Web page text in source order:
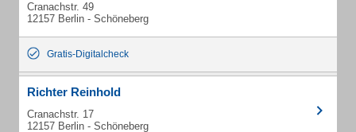
Cranachstr. 49
12157 Berlin - Schöneberg
Gratis-Digitalcheck
Richter Reinhold
Cranachstr. 17
12157 Berlin - Schöneberg